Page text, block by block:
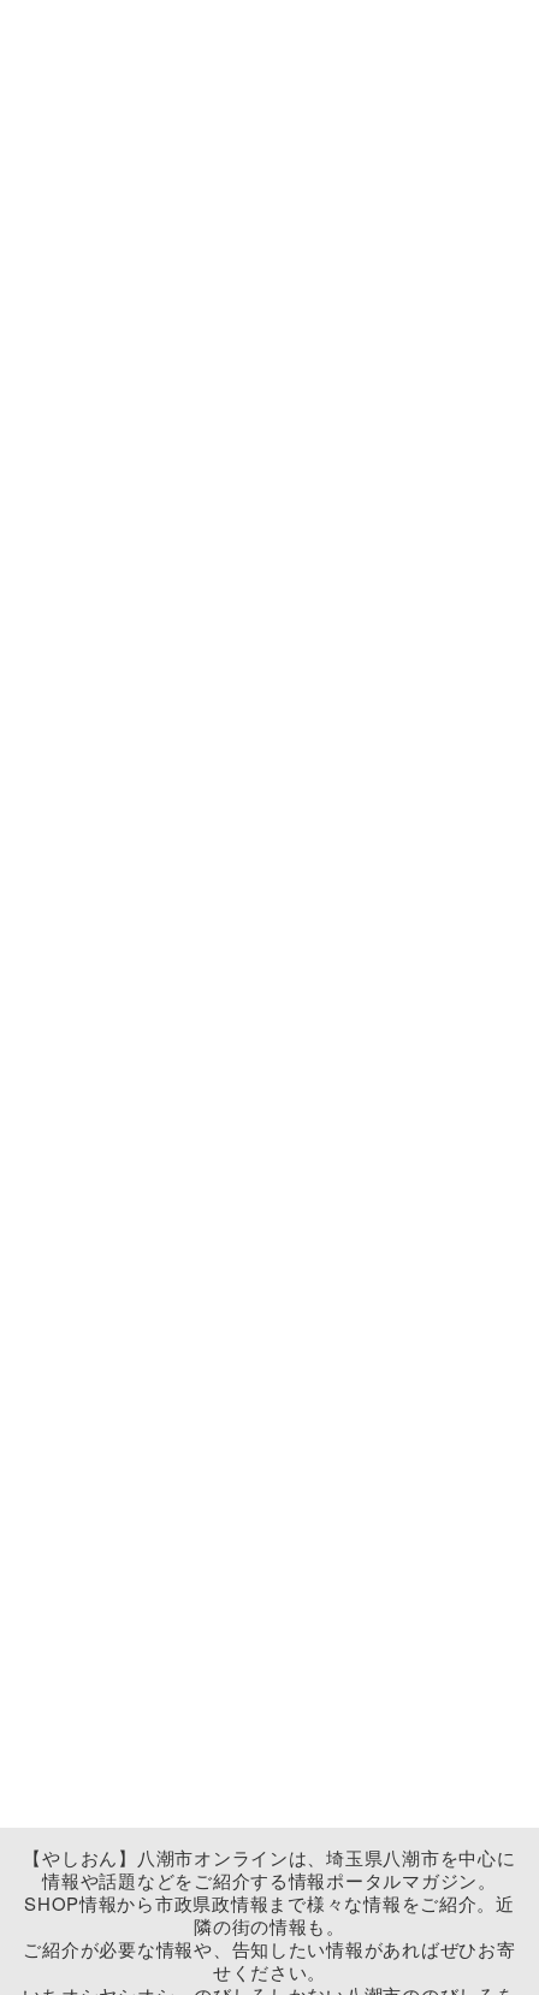
【やしおん】八潮市オンラインは、埼玉県八潮市を中心に
情報や話題などをご紹介する情報ポータルマガジン。
SHOP情報から市政県政情報まで様々な情報をご紹介。近
隣の街の情報も。
ご紹介が必要な情報や、告知したい情報があればぜひお寄
せください。